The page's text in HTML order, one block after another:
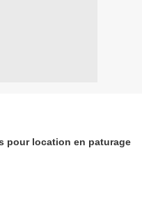
pour location en paturage